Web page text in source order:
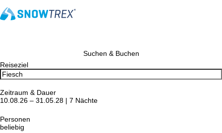
Suchen & Buchen
Reiseziel
Zeitraum & Dauer
10.08.26 – 31.05.28 | 7 Nächte
Personen
beliebig